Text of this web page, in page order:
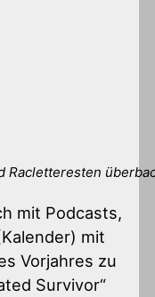
Racletteresten
mit Podcasts,
mit
Vorjahres zu
Survivor“